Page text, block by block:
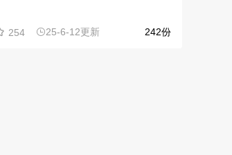
254 25-6-12更新 242份